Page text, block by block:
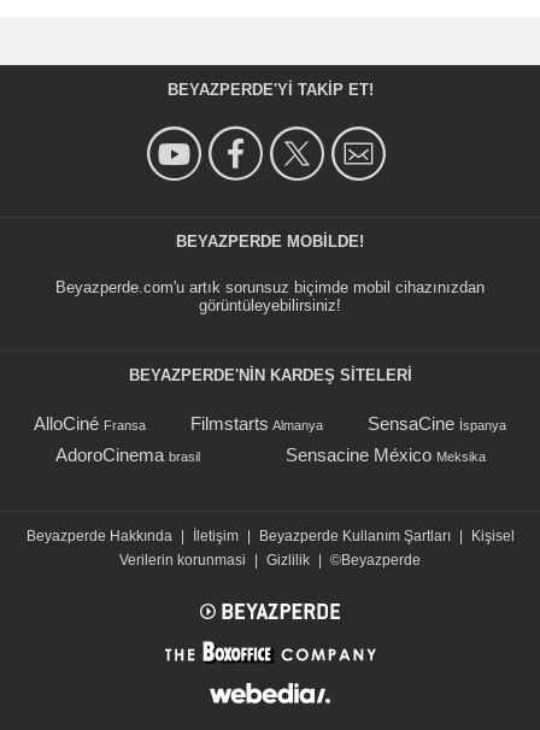
BEYAZPERDE'YI TAKIP ET!
BEYAZPERDE MOBILDE!
Beyazperde.com'u artık sorunsuz biçimde mobil cihazınızdan
görüntüleyebilirsiniz!
BEYAZPERDE'NIN KARDEŞ SİTELERİ
AlloCiné Fransa Filmstarts Almanya SensaCine İspanya
AdoroCinema brasil Sensacine México Meksika
Beyazperde Hakkında İletişim Beyazperde Kullanım Şartları
Kişisel
Verilerin korunmasi
Gizlilik ©Beyazperde